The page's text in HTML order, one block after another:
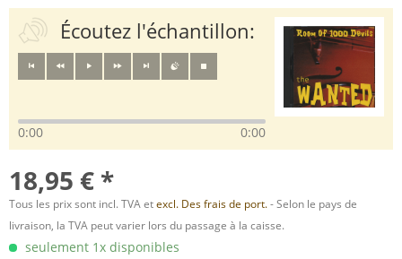
Écoutez l'échantillon:
0:00 0:00
18,95 € *
Tous les prix sont incl. TVA etexcl. Des frais de port.- Selon le pays de
livraison, la TVA peut varier lors du passage à la caisse.
seulement 1x disponibles